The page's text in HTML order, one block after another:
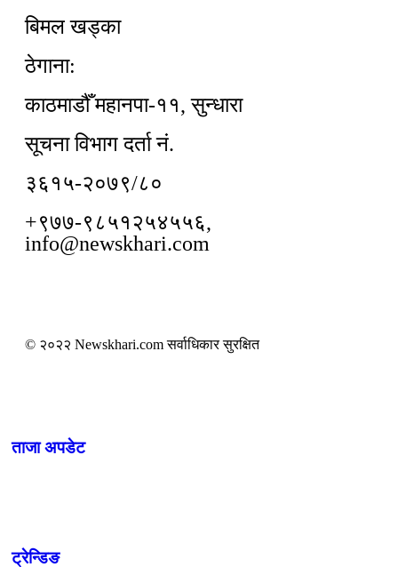
बिमल खड्का
ठेगाना:
काठमाडौँ महानपा-११, सुन्धारा
सूचना विभाग दर्ता नं.
३६१५-२०७९/८०
+९७७-९८५१२५४५५६,
info@newskhari.com
© २०२२ Newskhari.com सर्वाधिकार सुरक्षित
ताजा अपडेट
ट्रेन्डिङ